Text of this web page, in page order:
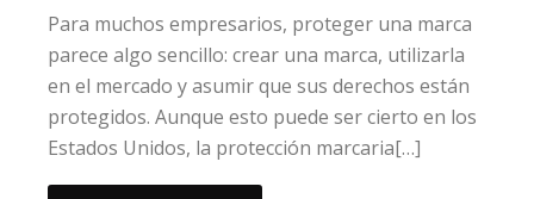
Para muchos empresarios, proteger una marca
parece algo sencillo: crear una marca, utilizarla
en el mercado y asumir que sus derechos están
protegidos. Aunque esto puede ser cierto en los
Estados Unidos, la protección marcaria[…]